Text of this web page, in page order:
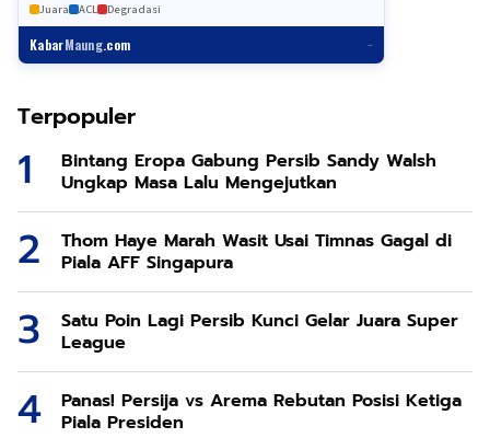
Juara ACL Degradasi
KabarMaung.com –
Terpopuler
Bintang Eropa Gabung Persib Sandy Walsh
Ungkap Masa Lalu Mengejutkan
Thom Haye Marah Wasit Usai Timnas Gagal di
Piala AFF Singapura
Satu Poin Lagi Persib Kunci Gelar Juara Super
League
Panas! Persija vs Arema Rebutan Posisi Ketiga
Piala Presiden